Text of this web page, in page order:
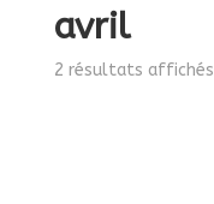
avril
2 résultats affichés